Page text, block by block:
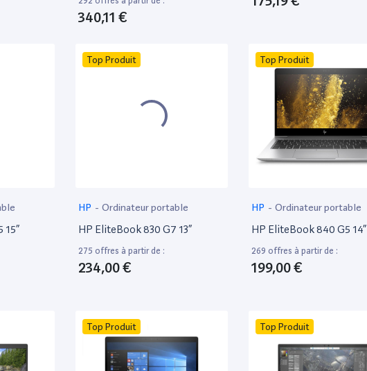
340,11 €
15”
Top Produit
HP - Ordinateur portable
HP EliteBook 830 G7 13”
275 offres à partir de :
234,00 €
Top Produit
HP - Ordinateur portable
HP EliteBook 840 G5 14”
269 offres à partir de :
199,00 €
Top Produit Top Produit